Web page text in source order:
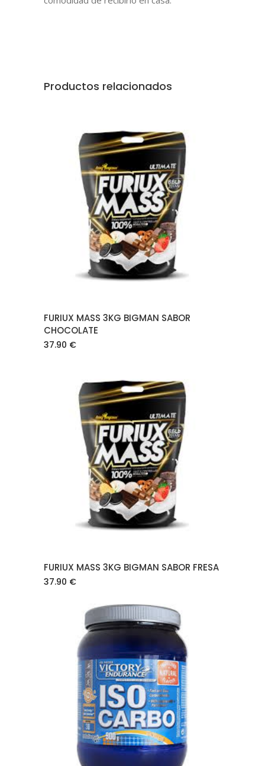
Productos relacionados
AÑADIR AL CARRITO
FURIUX MASS 3KG BIGMAN SABOR
CHOCOLATE
37.90 €
AÑADIR AL CARRITO
FURIUX MASS 3KG BIGMAN SABOR FRESA
37.90 €
AÑADIR AL CARRITO